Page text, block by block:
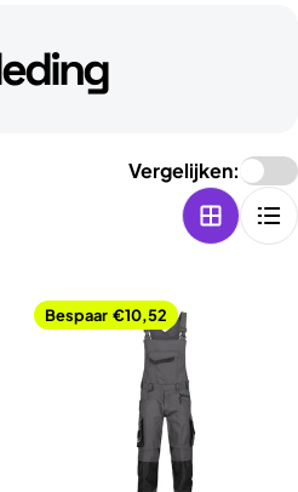
Vergelijken:
Bespaar €10,52